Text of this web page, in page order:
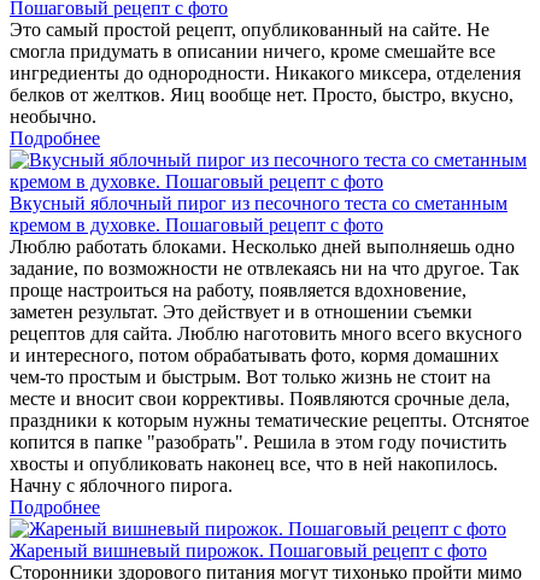
Пошаговый рецепт с фото
Это самый простой рецепт, опубликованный на сайте. Не
смогла придумать в описании ничего, кроме смешайте все
ингредиенты до однородности. Никакого миксера, отделения
белков от желтков. Яиц вообще нет. Просто, быстро, вкусно,
необычно.
Подробнее
Вкусный яблочный пирог из песочного теста со сметанным
кремом в духовке. Пошаговый рецепт с фото
Люблю работать блоками. Несколько дней выполняешь одно
задание, по возможности не отвлекаясь ни на что другое. Так
проще настроиться на работу, появляется вдохновение,
заметен результат. Это действует и в отношении съемки
рецептов для сайта. Люблю наготовить много всего вкусного
и интересного, потом обрабатывать фото, кормя домашних
чем-то простым и быстрым. Вот только жизнь не стоит на
месте и вносит свои коррективы. Появляются срочные дела,
праздники к которым нужны тематические рецепты. Отснятое
копится в папке "разобрать". Решила в этом году почистить
хвосты и опубликовать наконец все, что в ней накопилось.
Начну с яблочного пирога.
Подробнее
Жареный вишневый пирожок. Пошаговый рецепт с фото
Сторонники здорового питания могут тихонько пройти мимо